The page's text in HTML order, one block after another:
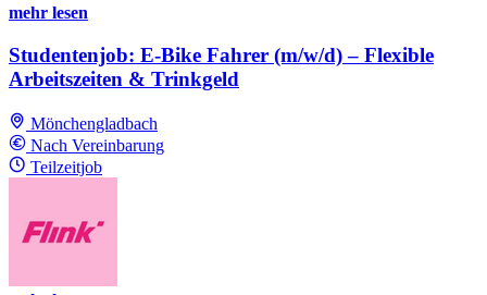
mehr lesen
Studentenjob: E-Bike Fahrer (m/w/d) – Flexible
Arbeitszeiten & Trinkgeld
Mönchengladbach
Nach Vereinbarung
Teilzeitjob